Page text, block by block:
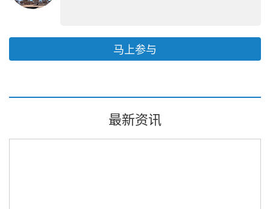
马上参与
最新资讯